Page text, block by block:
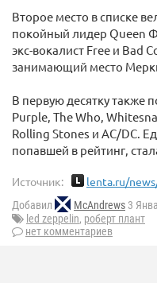
Второе место в списке
покойный лидер Queen
экс-вокалист Free и Bad
занимающий место
В первую десятку также
Purple, The Who,
Rolling Stones и AC/DC.
попавшей в рейтинг,
Источник: lenta.ru/
Добавил McAndrews 3
led zeppelin, роберт плант
нет комментариев